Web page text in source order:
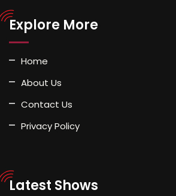
Explore More
Home
About Us
Contact Us
Privacy Policy
Latest Shows